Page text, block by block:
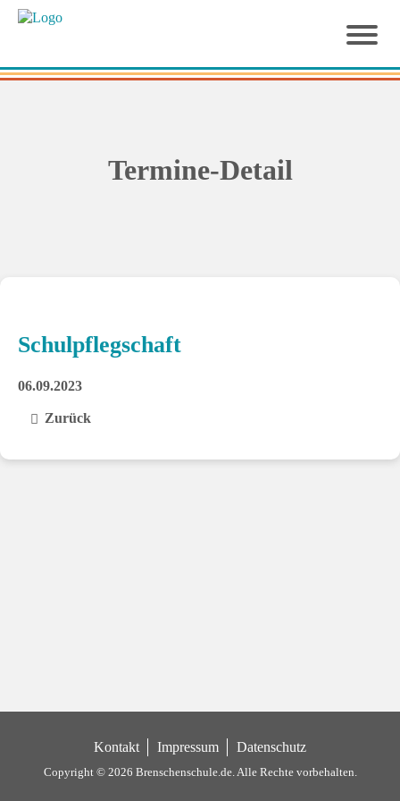
Termine-Detail
Schulpflegschaft
06.09.2023
Zurück
Copyright © 2026 Brenschenschule.de.Alle Rechte vorbehalten.
Kontakt Impressum Datenschutz